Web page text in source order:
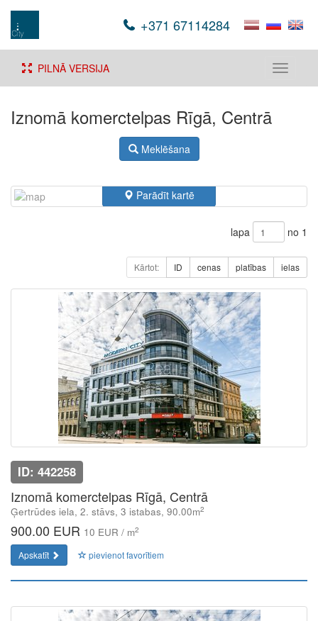
+371 67114284
Toggle
PILNĀ VERSIJA
Iznomā komerctelpas Rīgā, Centrā
Meklēšana
Parādīt kartē
lapa no 1
Kārtot: ID cenas platības ielas
ID: 442258
Iznomā komerctelpas Rīgā, Centrā
Ģertrūdes iela, 2. stāvs, 3 istabas, 90.00m2
900.00 EUR 10 EUR / m2
Apskatīt pievienot favorītiem